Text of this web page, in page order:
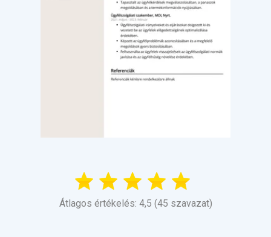
Átlagos értékelés: 4,5 (45 szavazat)